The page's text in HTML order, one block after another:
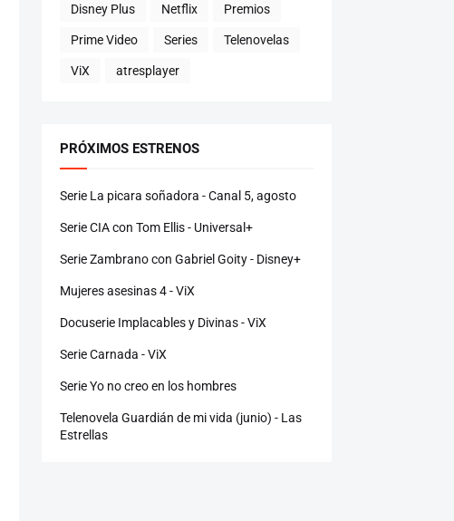
Disney Plus Netflix Premios
Prime Video Series Telenovelas
ViX atresplayer
PRÓXIMOS ESTRENOS
Serie La picara soñadora - Canal 5, agosto
Serie CIA con Tom Ellis - Universal+
Serie Zambrano con Gabriel Goity - Disney+
Mujeres asesinas 4 - ViX
Docuserie Implacables y Divinas - ViX
Serie Carnada - ViX
Serie Yo no creo en los hombres
Telenovela Guardián de mi vida (junio) - Las
Estrellas